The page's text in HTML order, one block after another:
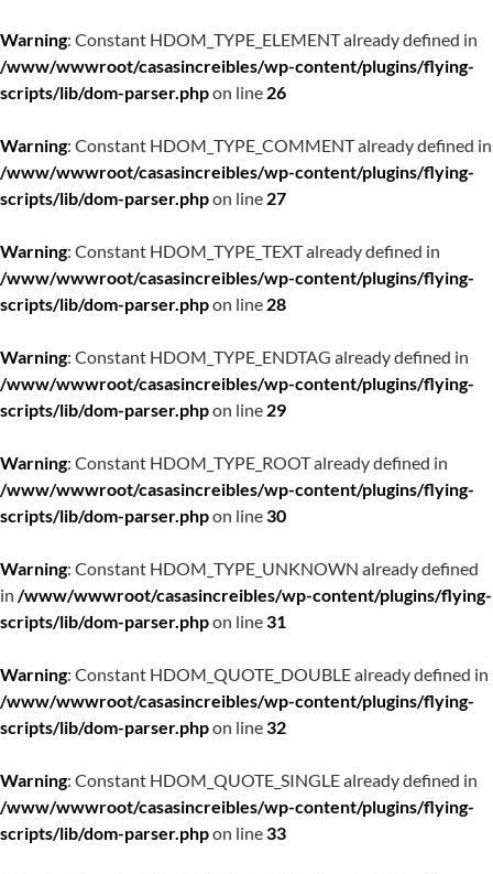
Warning: Constant HDOM_TYPE_ELEMENT already defined in
/www/wwwroot/casasincreibles/wp-content/plugins/flying-
scripts/lib/dom-parser.phpon line 26
Warning: Constant HDOM_TYPE_COMMENT already defined in
/www/wwwroot/casasincreibles/wp-content/plugins/flying-
scripts/lib/dom-parser.phpon line 27
Warning: Constant HDOM_TYPE_TEXT already defined in
/www/wwwroot/casasincreibles/wp-content/plugins/flying-
scripts/lib/dom-parser.phpon line 28
Warning: Constant HDOM_TYPE_ENDTAG already defined in
/www/wwwroot/casasincreibles/wp-content/plugins/flying-
scripts/lib/dom-parser.phpon line 29
Warning: Constant HDOM_TYPE_ROOT already defined in
/www/wwwroot/casasincreibles/wp-content/plugins/flying-
scripts/lib/dom-parser.phpon line30
Warning: Constant HDOM_TYPE_UNKNOWN already defined
in /www/wwwroot/casasincreibles/wp-content/plugins/flying-
scripts/lib/dom-parser.phpon line31
Warning: Constant HDOM_QUOTE_DOUBLE already defined in
/www/wwwroot/casasincreibles/wp-content/plugins/flying-
scripts/lib/dom-parser.phpon line32
Warning: Constant HDOM_QUOTE_SINGLE already defined in
/www/wwwroot/casasincreibles/wp-content/plugins/flying-
scripts/lib/dom-parser.phpon line33